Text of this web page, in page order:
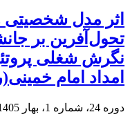
اثر مدل شخصیتی
تحول‌آفرین بر
نگرش شغلی
امداد امام
دوره 24، شماره 1، بهار 1405، صفحه